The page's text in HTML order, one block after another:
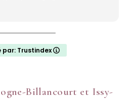
par: Trustindex
Billancourt et Issy-